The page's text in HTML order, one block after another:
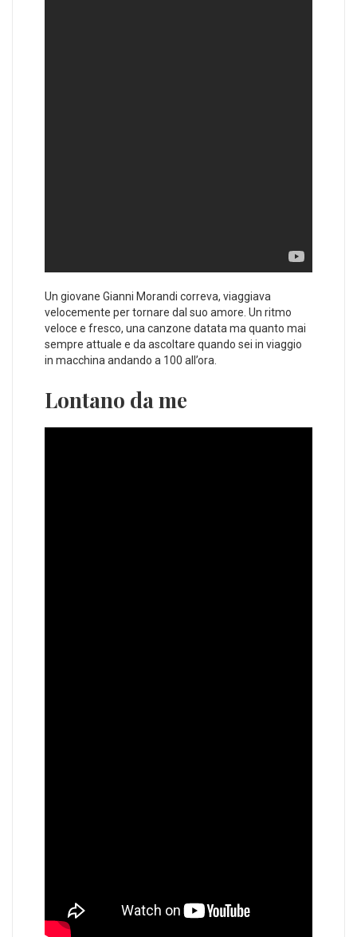
Un giovane Gianni Morandi correva, viaggiava
velocemente per tornare dal suo amore. Un ritmo
veloce e fresco, una canzone datata ma quanto mai
sempre attuale e da ascoltare quando sei in viaggio
in macchina andando a 100 all’ora.
Lontano da me